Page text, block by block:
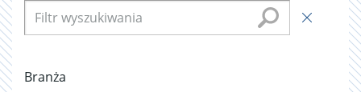
Branża